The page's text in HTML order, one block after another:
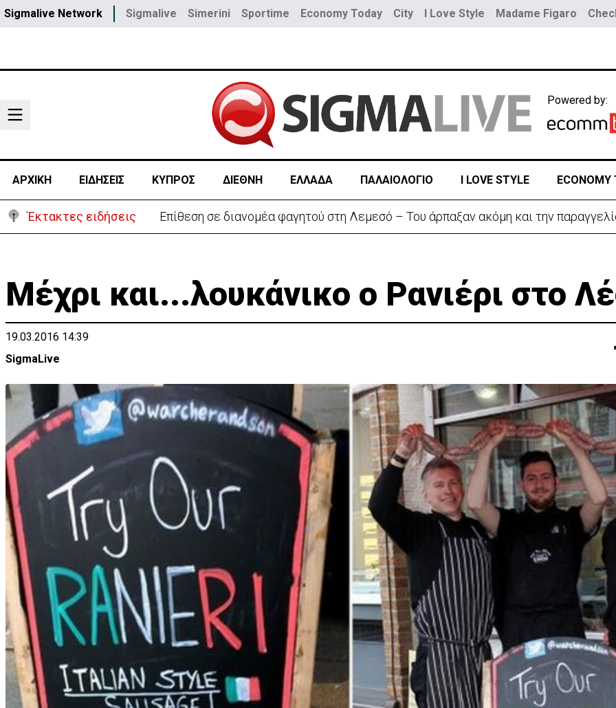
Sigmalive Network Sigmalive Simerini Sportime Economy Today City I Love Style Madame Figaro
Powered by:
ΑΡΧΙΚΗ ΕΙΔΗΣΕΙΣ ΚΥΠΡΟΣ ΔΙΕΘΝΗ ΕΛΛΑΔΑ ΠΑΛΑΙΟΛΟΓΙΟ I LOVE STYLE ECONOMY
Έκτακτες ειδήσεις Ιταλία-Ισπανία: Στα άκρα η διπλωματική κόντρα για το Σένγκεν
Μέχρι και...λουκάνικο ο Ρανιέρι στο
19.03.2016 14:39
SigmaLive